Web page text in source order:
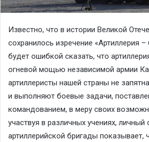
Известно, что в истории Великой
сохранилось изречение «Артиллерия
будет ошибкой сказать, что
огневой мощью независимой армии
артиллеристы нашей страны не
и выполняют боевые задачи,
командованием, в меру своих
участвуя в различных учениях, личный
артиллерийской бригады показывает,